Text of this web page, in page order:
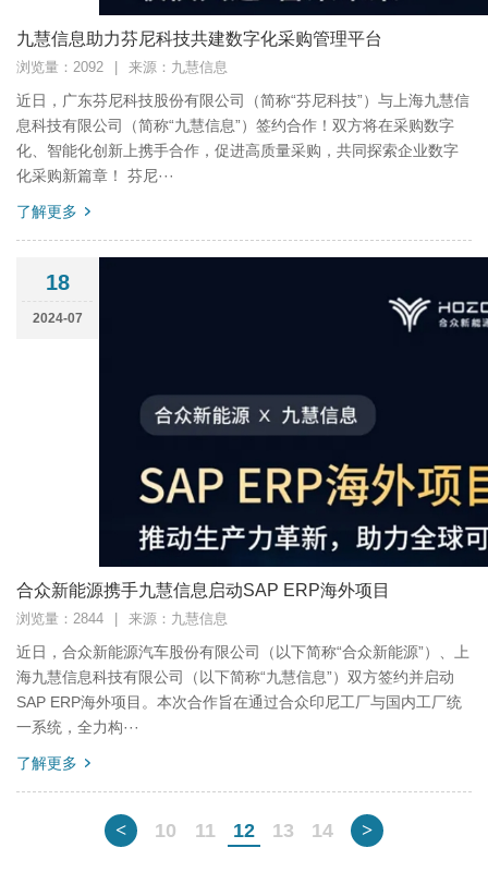
九慧信息助力芬尼科技共建数字化采购管理平台
浏览量：2092 来源：九慧信息
近日，广东芬尼科技股份有限公司（简称“芬尼科技”）与上海九慧信
息科技有限公司（简称“九慧信息”）签约合作！双方将在采购数字
化、智能化创新上携手合作，促进高质量采购，共同探索企业数字
化采购新篇章！ 芬尼···
了解更多
18
2024-07
合众新能源携手九慧信息启动SAP ERP海外项目
浏览量：2844 来源：九慧信息
近日，合众新能源汽车股份有限公司（以下简称“合众新能源”）、上
海九慧信息科技有限公司（以下简称“九慧信息”）双方签约并启动
SAP ERP海外项目。本次合作旨在通过合众印尼工厂与国内工厂统
一系统，全力构···
了解更多
< 10 11 12 13 14 >